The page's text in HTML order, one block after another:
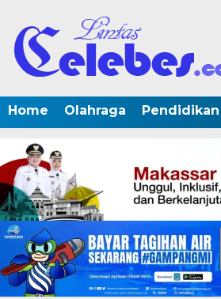
Home Olahraga Pendidikan